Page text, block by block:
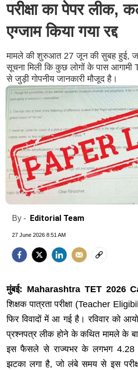
परीक्षा का पेपर लीक,
एग्जाम किया गया रद्द
मामले की शुरुआत 27 जून की सुबह हुई,
सूचना मिली कि कुछ लोगों के पास आगामी
से जुड़ी गोपनीय जानकारी मौजूद है।
By - Editorial Team
27 June 2026 8:51 AM
मुंबई: Maharashtra TET 2026
शिक्षक पात्रता परीक्षा (Teacher
फिर विवादों में आ गई है। रविवार को
प्रश्नपत्र लीक होने के कथित मामले के
इस फैसले से राज्यभर के लगभग 4.28
झटका लगा है, जो लंबे समय से इस